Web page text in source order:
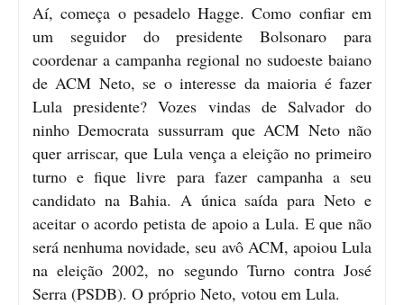
Aí, começa o pesadelo Hagge. Como confiar em
um seguidor do presidente Bolsonaro para
coordenar a campanha regional no sudoeste baiano
de ACM Neto, se o interesse da maioria é fazer
Lula presidente? Vozes vindas de Salvador do
ninho Democrata sussurram que ACM Neto não
quer arriscar, que Lula vença a eleição no primeiro
turno e fique livre para fazer campanha a seu
candidato na Bahia. A única saída para Neto e
aceitar o acordo petista de apoio a Lula. E que não
será nenhuma novidade, seu avô ACM, apoiou Lula
na eleição 2002, no segundo Turno contra José
Serra (PSDB). O próprio Neto, votou em Lula.